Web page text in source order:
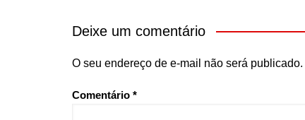
Deixe um comentário
O seu endereço de e-mail não será publicado.
Comentário *